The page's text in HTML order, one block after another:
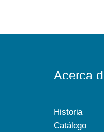
Acerca
Historia
Catálogo